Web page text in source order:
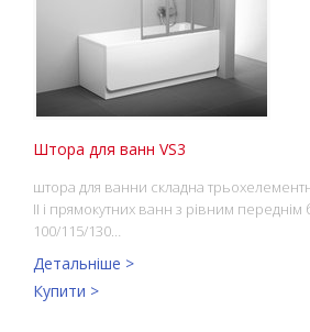
Штора для ванн VS3
штора для ванни складна
II і прямокутних ванн з рівним
100/115/130…
Детальніше >
Купити >